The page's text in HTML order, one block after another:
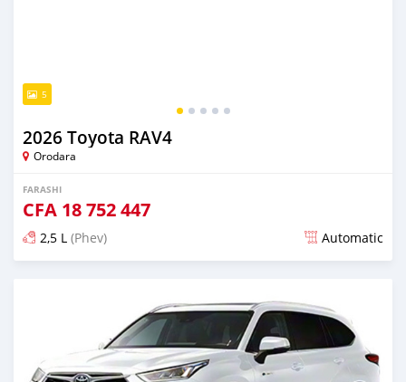
5
2026 Toyota RAV4
Orodara
FARASHI
CFA 18 752 447
2,5 L (Phev) Automatic